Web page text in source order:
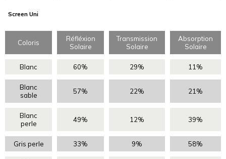
Screen Uni
Coloris
Réfléxion
Solaire
Transmission
Solaire
Absorption
Solaire
Blanc 60% 29% 11%
Blanc
sable
57% 22% 21%
Blanc
perle
49% 12% 39%
Gris perle 33% 9% 58%